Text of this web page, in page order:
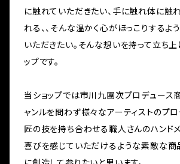
に触れていただきたい、手に触れ体に触
れる、、そんな温かく心がほっこりするよ
いただきたい。そんな想いを持って立ち上
ップです。
当ショップでは市川九團次プロデュース
ャンルを問わず様々なアーティストのプ
匠の技を持ち合わせる職人さんのハンドメ
喜びを感じていただけるような素敵な商